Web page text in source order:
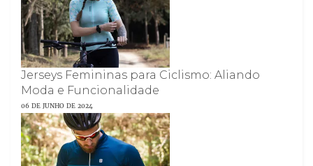
Jerseys Femininas para Ciclismo: Aliando
Moda e Funcionalidade
06 DE JUNHO DE 2024